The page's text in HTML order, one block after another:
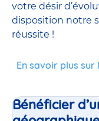
votre désir
disposition notre
réussite !
En savoir plus
Bénéficier